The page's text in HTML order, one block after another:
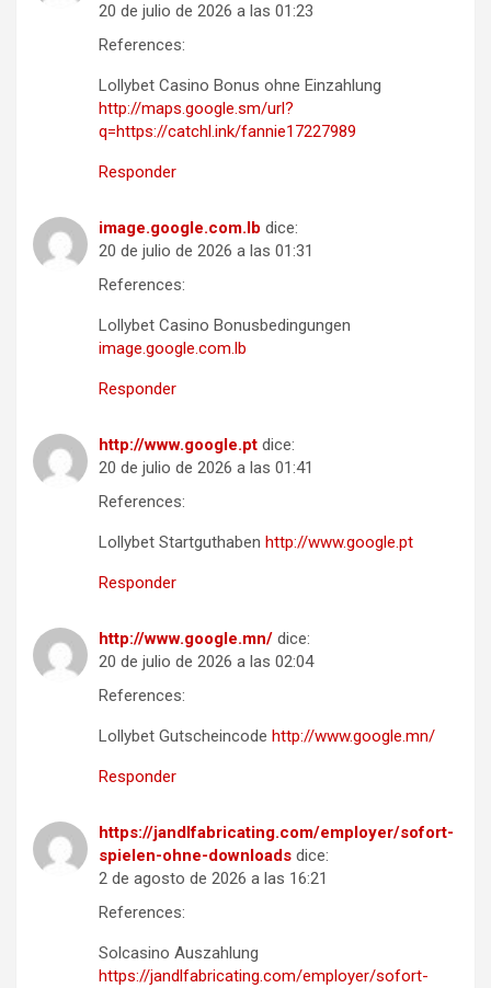
20 de julio de 2026 a las 01:23
References:
Lollybet Casino Bonus ohne Einzahlung
http://maps.google.sm/url?
q=https://catchl.ink/fannie17227989
Responder
image.google.com.lb dice:
20 de julio de 2026 a las 01:31
References:
Lollybet Casino Bonusbedingungen
image.google.com.lb
Responder
http://www.google.pt dice:
20 de julio de 2026 a las 01:41
References:
Lollybet Startguthaben http://www.google.pt
Responder
http://www.google.mn/ dice:
20 de julio de 2026 a las 02:04
References:
Lollybet Gutscheincode http://www.google.mn/
Responder
https://jandlfabricating.com/employer/sofort-
spielen-ohne-downloads dice:
2 de agosto de 2026 a las 16:21
References:
Solcasino Auszahlung
https://jandlfabricating.com/employer/sofort-